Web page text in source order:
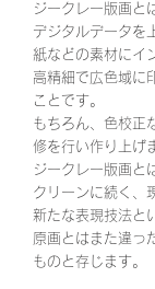
ジークレー版画と
デジタルデータを
紙などの素材にイ
高精細で広色域に
ことです。
もちろん、色校正
修を行い作り上げ
ジークレー版画と
クリーンに続く、
新たな表現技法と
原画とはまた違っ
ものと存じます。